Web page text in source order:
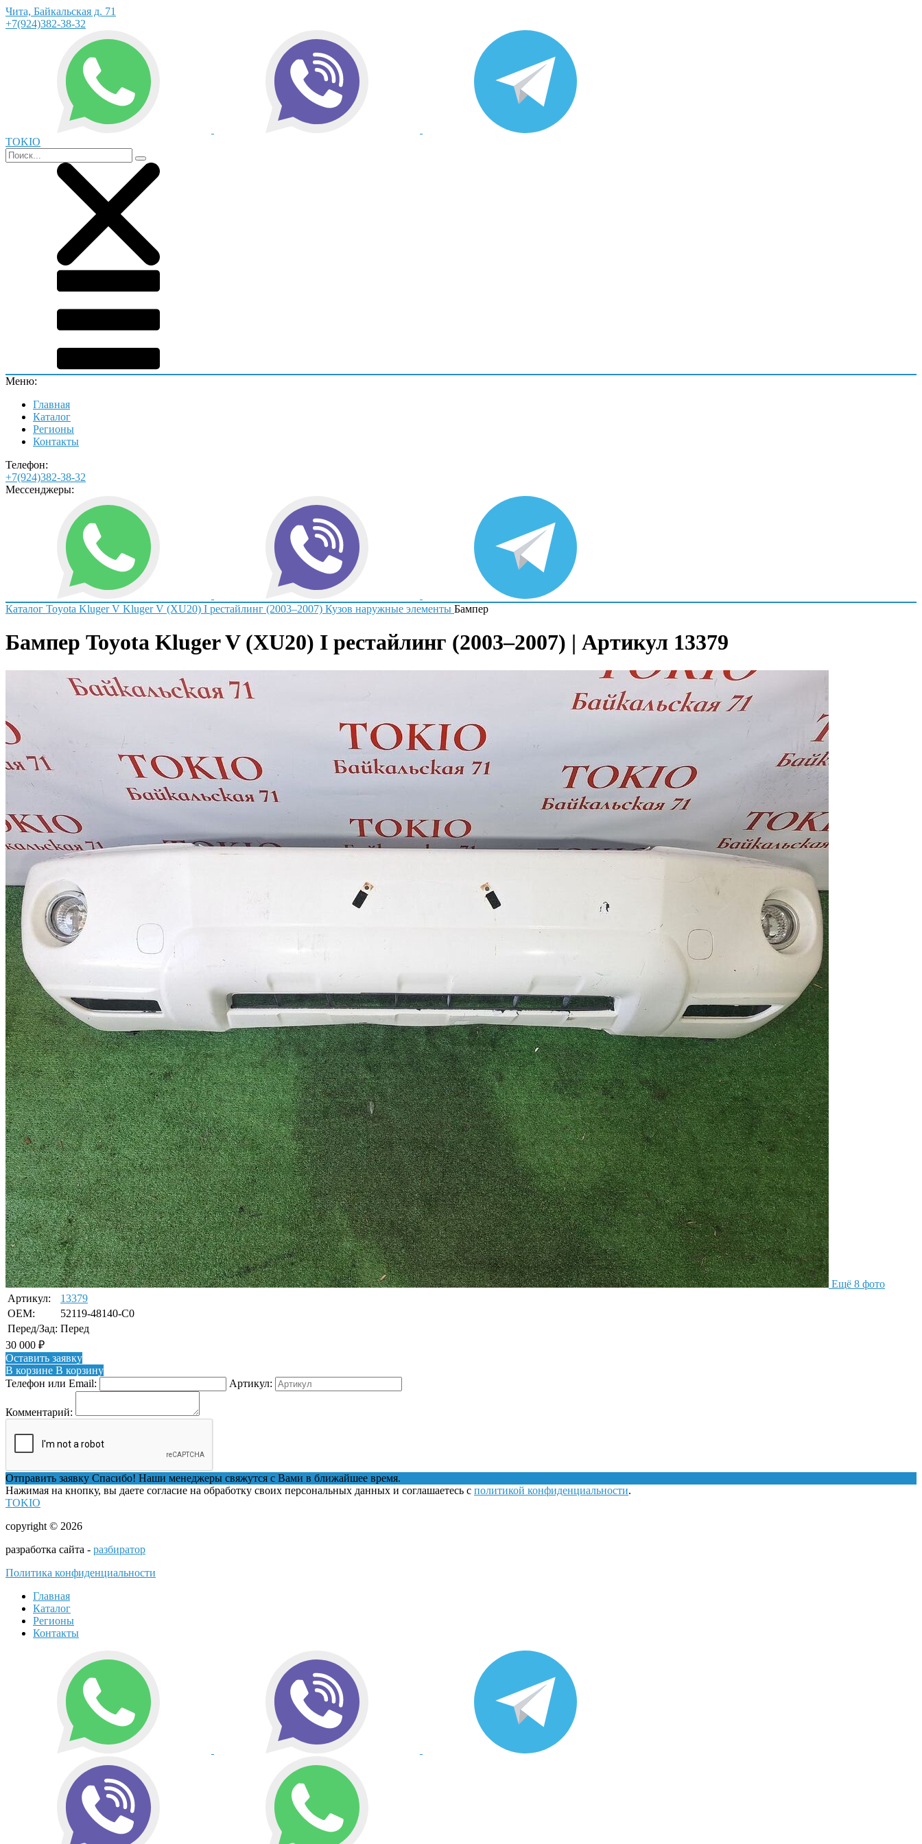
Чита, Байкальская д. 71
+7(924)382-38-32
TOKIO
Меню:
Главная
Каталог
Регионы
Контакты
Телефон:
+7(924)382-38-32
Мессенджеры:
Каталог Toyota Kluger V Kluger V (XU20) I рестайлинг (2003–2007) Кузов наружные элементы Бампер
Бампер Toyota Kluger V (XU20) I рестайлинг (2003–2007) | Артикул 13379
Ещё 8 фото
Артикул:
13379
OEM:
52119-48140-C0
Перед/Зад: Перед
30 000 ₽
Оставить заявку
В корзине В корзину
Телефон или Email:
Артикул:
Комментарий:
Отправить заявку Спасибо! Наши менеджеры свяжутся с Вами в ближайшее время.
Нажимая на кнопку, вы даете согласие на обработку своих персональных данных и соглашаетесь с политикой конфиденциальности.
TOKIO
copyright © 2026
разработка сайта - разбиратор
Политика конфиденциальности
Главная
Каталог
Регионы
Контакты